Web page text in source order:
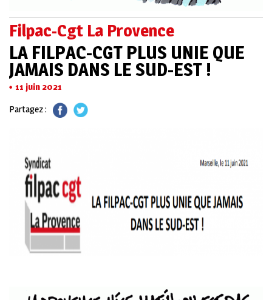
Filpac-Cgt La Provence
LA FILPAC-CGT PLUS UNIE QUE
JAMAIS DANS LE SUD-EST !
11 juin 2021
Partagez :